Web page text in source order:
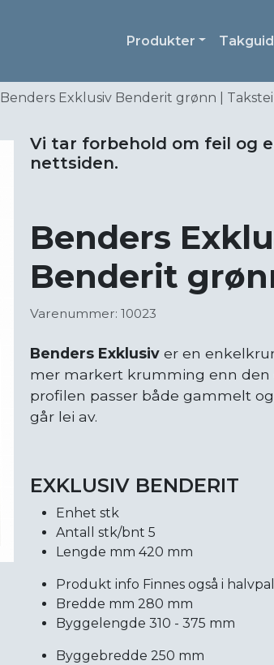
Produkter
Benders Exklusiv Benderit grønn |
Vi tar forbehold om feil og
nettsiden.
Benders
Benderit
Varenummer: 10023
Benders Exklusiv er en
mer markert krumming enn den
profilen passer både gammelt
går lei av.
EXKLUSIV BENDERIT
Enhet stk
Antall stk/bnt 5
Lengde mm 420 mm
Produkt info Finnes også i
Bredde mm 280 mm
Byggelengde 310 - 375 mm
Byggebredde 250 mm